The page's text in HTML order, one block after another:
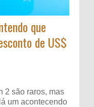
que
de US$
2 são raros, mas
um acontecendo